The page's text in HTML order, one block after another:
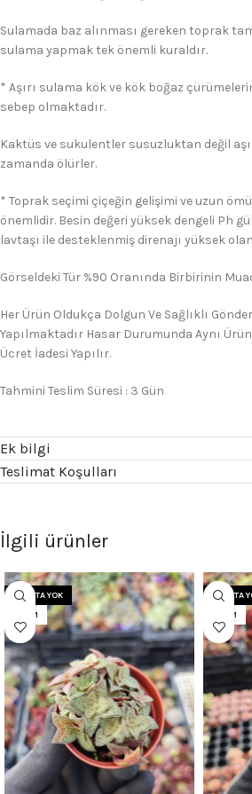
Sulamada baz alınması gereken toprak
sulama yapmak tek önemli kuraldır.
* Aşırı sulama kök ve kök boğaz
sebep olmaktadır.
Kaktüs ve sukulentler susuzluktan değil
zamanda ölürler.
* Toprak seçimi çiçeğin gelişimi ve uzun
önemlidir. Besin değeri yüksek dengeli Ph
lavtaşı ile desteklenmiş direnajı yüksek
Görseldeki Tür %90 Oranında Birbirinin
Her Ürün Oldukça Dolgun Ve Sağlıklı
Yapılmaktadır Hasar Durumunda Aynı
Ücret İadesi Yapılır.
Tahmini Teslim Süresi : 3 Gün
Ek bilgi
Teslimat Koşulları
İlgili ürünler
STOKTA YOK
5.5CM
STOKTA
5.5CM